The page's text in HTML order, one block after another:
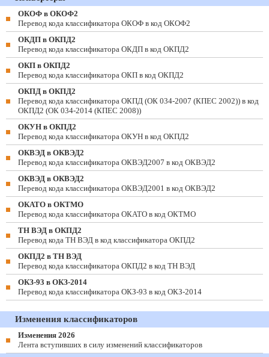
ОКОФ в ОКОФ2
Перевод кода классификатора ОКОФ в код ОКОФ2
ОКДП в ОКПД2
Перевод кода классификатора ОКДП в код ОКПД2
ОКП в ОКПД2
Перевод кода классификатора ОКП в код ОКПД2
ОКПД в ОКПД2
Перевод кода классификатора ОКПД (ОК 034-2007 (КПЕС 2002)) в код
ОКПД2 (ОК 034-2014 (КПЕС 2008))
ОКУН в ОКПД2
Перевод кода классификатора ОКУН в код ОКПД2
ОКВЭД в ОКВЭД2
Перевод кода классификатора ОКВЭД2007 в код ОКВЭД2
ОКВЭД в ОКВЭД2
Перевод кода классификатора ОКВЭД2001 в код ОКВЭД2
ОКАТО в ОКТМО
Перевод кода классификатора ОКАТО в код ОКТМО
ТН ВЭД в ОКПД2
Перевод кода ТН ВЭД в код классификатора ОКПД2
ОКПД2 в ТН ВЭД
Перевод кода классификатора ОКПД2 в код ТН ВЭД
ОКЗ-93 в ОКЗ-2014
Перевод кода классификатора ОКЗ-93 в код ОКЗ-2014
Изменения классификаторов
Изменения 2026
Лента вступивших в силу изменений классификаторов